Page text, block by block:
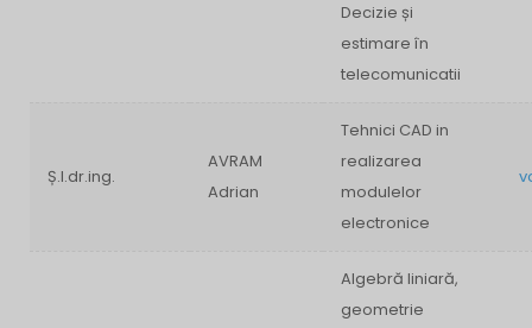
Decizie și
estimare în
telecomunicatii
Ș.l.dr.ing.
AVRAM
Adrian
Tehnici CAD in
realizarea
modulelor
electronice
Algebră liniară,
geometrie